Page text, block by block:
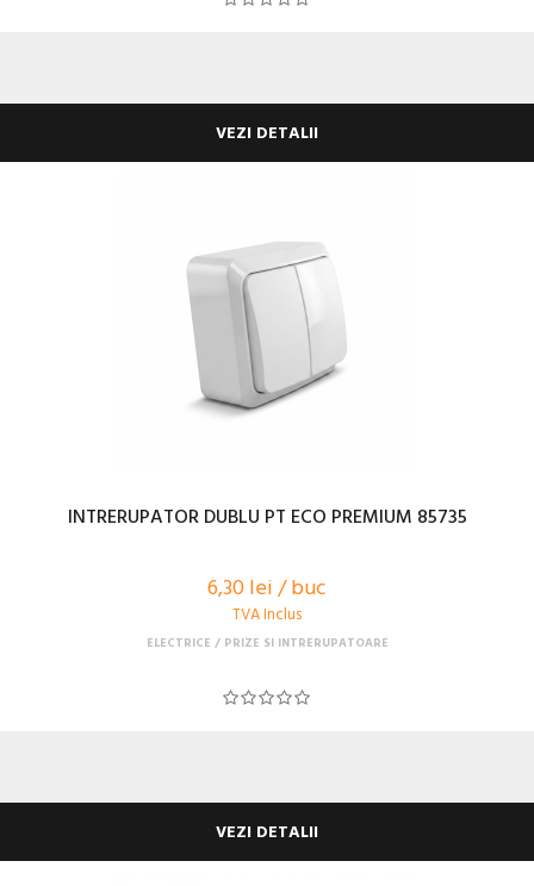
VEZI DETALII
INTRERUPATOR DUBLU PT ECO PREMIUM 85735
6,30 lei / buc
TVA Inclus
ELECTRICE PRIZE SI INTRERUPATOARE
VEZI DETALII